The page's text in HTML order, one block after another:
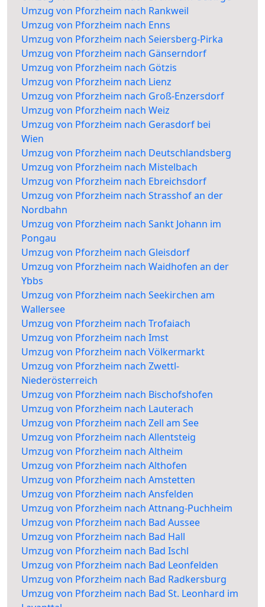
Umzug von Pforzheim nach Rankweil
Umzug von Pforzheim nach Enns
Umzug von Pforzheim nach Seiersberg-Pirka
Umzug von Pforzheim nach Gänserndorf
Umzug von Pforzheim nach Götzis
Umzug von Pforzheim nach Lienz
Umzug von Pforzheim nach Groß-Enzersdorf
Umzug von Pforzheim nach Weiz
Umzug von Pforzheim nach Gerasdorf bei
Wien
Umzug von Pforzheim nach Deutschlandsberg
Umzug von Pforzheim nach Mistelbach
Umzug von Pforzheim nach Ebreichsdorf
Umzug von Pforzheim nach Strasshof an der
Nordbahn
Umzug von Pforzheim nach Sankt Johann im
Pongau
Umzug von Pforzheim nach Gleisdorf
Umzug von Pforzheim nach Waidhofen an der
Ybbs
Umzug von Pforzheim nach Seekirchen am
Wallersee
Umzug von Pforzheim nach Trofaiach
Umzug von Pforzheim nach Imst
Umzug von Pforzheim nach Völkermarkt
Umzug von Pforzheim nach Zwettl-
Niederösterreich
Umzug von Pforzheim nach Bischofshofen
Umzug von Pforzheim nach Lauterach
Umzug von Pforzheim nach Zell am See
Umzug von Pforzheim nach Allentsteig
Umzug von Pforzheim nach Altheim
Umzug von Pforzheim nach Althofen
Umzug von Pforzheim nach Amstetten
Umzug von Pforzheim nach Ansfelden
Umzug von Pforzheim nach Attnang-Puchheim
Umzug von Pforzheim nach Bad Aussee
Umzug von Pforzheim nach Bad Hall
Umzug von Pforzheim nach Bad Ischl
Umzug von Pforzheim nach Bad Leonfelden
Umzug von Pforzheim nach Bad Radkersburg
Umzug von Pforzheim nach Bad St. Leonhard im